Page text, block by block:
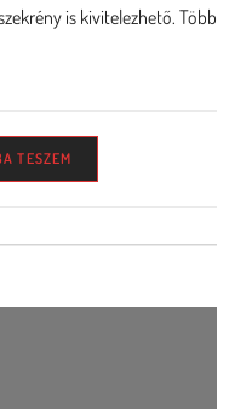
is kivitelezhető. Több
TESZEM